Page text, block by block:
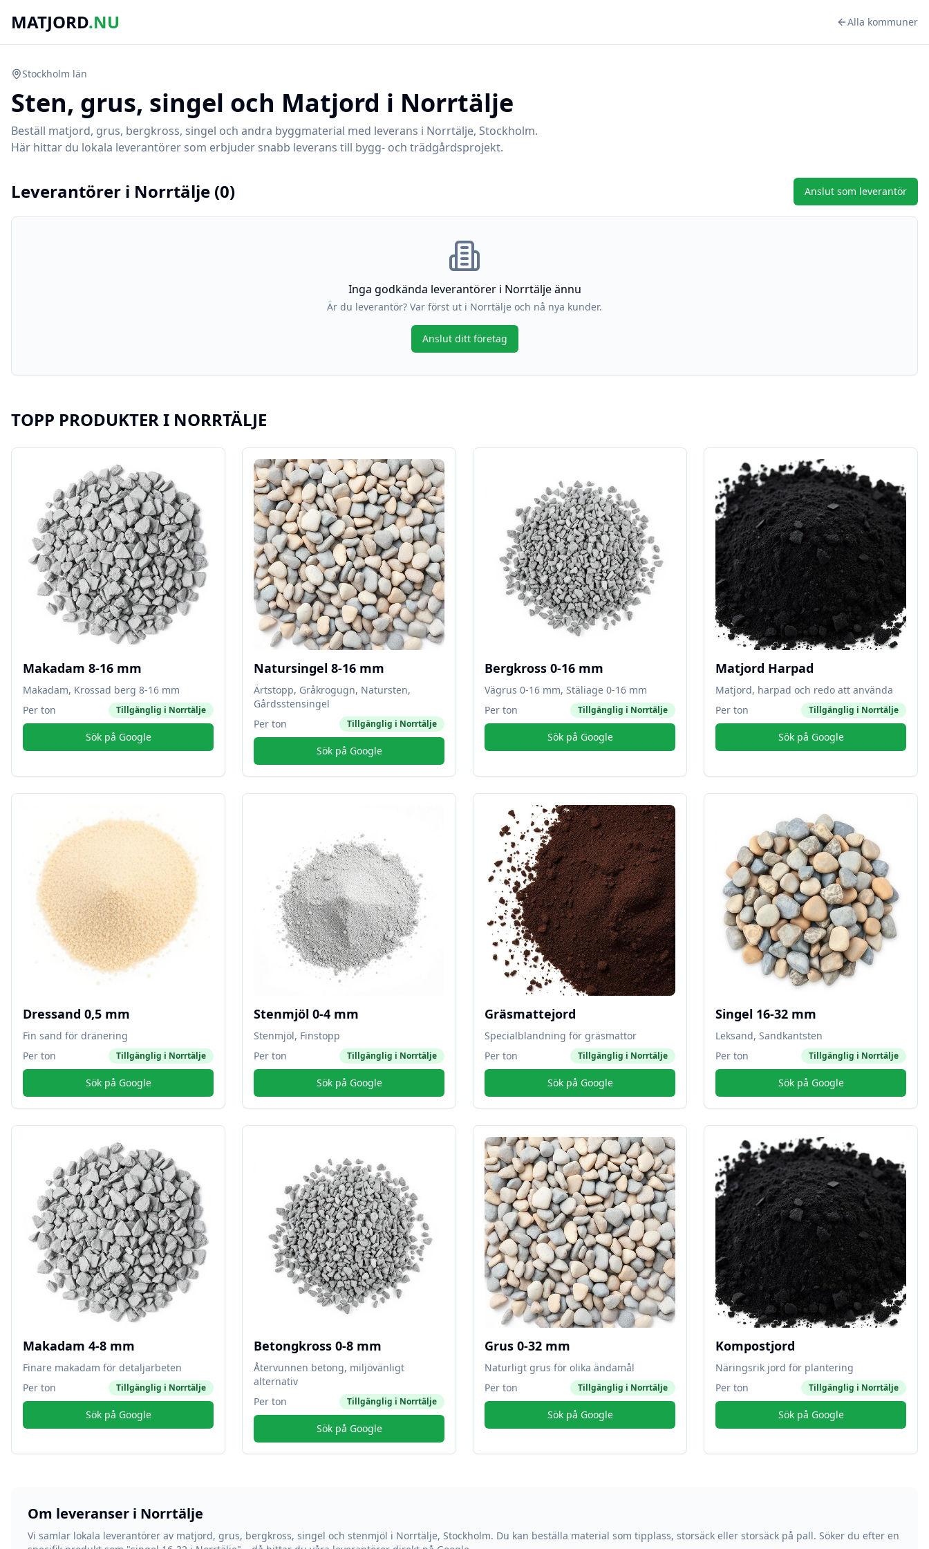
MATJORD.NU Alla kommuner
Stockholm län
Sten, grus, singel och Matjord i Norrtälje
Beställ matjord, grus, bergkross, singel och andra byggmaterial med leverans i Norrtälje, Stockholm.
Här hittar du lokala leverantörer som erbjuder snabb leverans till bygg- och trädgårdsprojekt.
Leverantörer i Norrtälje (0) Anslut som leverantör
Inga godkända leverantörer i Norrtäljeännu
Är du leverantör? Var först ut i Norrtälje och nå nya kunder.
Anslut ditt företag
TOPP PRODUKTER I NORRTÄLJE
Makadam 8-16 mm
Makadam, Krossad berg 8-16 mm
Per ton
Tillgänglig i Norrtälje
Sök på Google
Natursingel 8-16 mm
Ärtstopp, Gråkrogugn, Natursten,
Gårdsstensingel
Per ton
Tillgänglig i Norrtälje
Sök på Google
Bergkross 0-16 mm
Vägrus 0-16 mm, Stäliage 0-16 mm
Per ton
Tillgänglig i Norrtälje
Sök på Google
Matjord Harpad
Matjord, harpad och redo att använda
Per ton
Tillgänglig i Norrtälje
Sök på Google
Dressand 0,5 mm
Fin sand för dränering
Per ton
Tillgänglig i Norrtälje
Sök på Google
Stenmjöl 0-4 mm
Stenmjöl, Finstopp
Per ton
Tillgänglig i Norrtälje
Sök på Google
Gräsmattejord
Specialblandning för gräsmattor
Per ton
Tillgänglig i Norrtälje
Sök på Google
Singel 16-32 mm
Leksand, Sandkantsten
Per ton
Tillgänglig i Norrtälje
Sök på Google
Makadam 4-8 mm
Finare makadam för detaljarbeten
Per ton
Tillgänglig i Norrtälje
Sök på Google
Betongkross 0-8 mm
Återvunnen betong, miljövänligt
alternativ
Per ton
Tillgänglig i Norrtälje
Sök på Google
Grus 0-32 mm
Naturligt grus för olika ändamål
Per ton
Tillgänglig i Norrtälje
Sök på Google
Kompostjord
Näringsrik jord för plantering
Per ton
Tillgänglig i Norrtälje
Sök på Google
Om leveranser i Norrtälje
Vi samlar lokala leverantörer av matjord, grus, bergkross, singel och stenmjöl i Norrtälje, Stockholm. Du kan beställa material som tipplass, storsäck eller storsäck på pall. Söker du efter en